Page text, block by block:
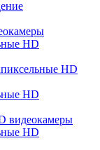
HD
HD
HD
видеокамеры
HD